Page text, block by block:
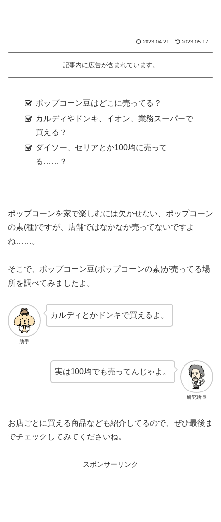
2023.04.21 2023.05.17
記事内に広告が含まれています。
ポップコーン豆はどこに売ってる？
カルディやドンキ、イオン、業務スーパーで
買える？
ダイソー、セリアとか100均に売って
る……？
ポップコーンを家で楽しむには欠かせない、ポップコーン
の素(種)ですが、店舗ではなかなか売ってないですよ
ね……。
そこで、ポップコーン豆(ポップコーンの素)が売ってる場
所を調べてみましたよ。
助手
カルディとかドンキで買えるよ。
研究所長
実は100均でも売ってんじゃよ。
お店ごとに買える商品なども紹介してるので、ぜひ最後ま
でチェックしてみてくださいね。
スポンサーリンク